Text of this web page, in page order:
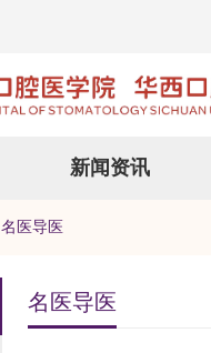
新闻资讯
名医导医
名医导医